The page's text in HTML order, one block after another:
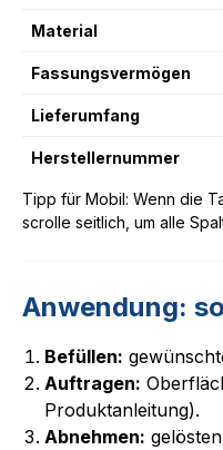
Material
Fassungsvermögen
Lieferumfang
Herstellernummer
Tipp für Mobil: Wenn die
scrolle seitlich, um alle
Anwendung:
Befüllen:
Auftragen:
Produktanleitung).
Abnehmen: